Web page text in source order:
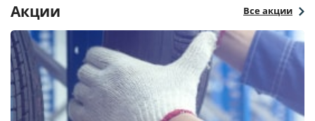
Акции Все акции